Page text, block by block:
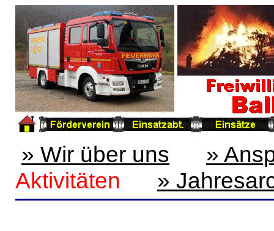
» Wir über uns
»
Aktivitäten
»